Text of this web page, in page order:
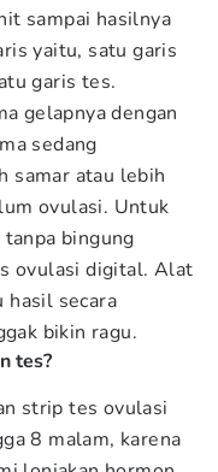
sampai hasilnya
yaitu, satu garis
garis tes.
gelapnya dengan
sedang
samar atau lebih
ovulasi. Untuk
bingung
ovulasi digital. Alat
hasil secara
bikin ragu.
tes?
strip tes ovulasi
8 malam, karena